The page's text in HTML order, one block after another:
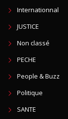
Internationnal
JUSTICE
Non classé
PECHE
People & Buzz
Politique
SANTE